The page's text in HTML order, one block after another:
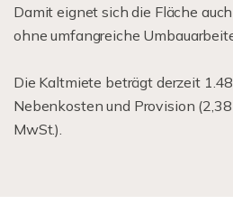
Damit eignet sich die Fläche
ohne umfangreiche
Die Kaltmiete beträgt derzeit
Nebenkosten und Provision
MwSt.).